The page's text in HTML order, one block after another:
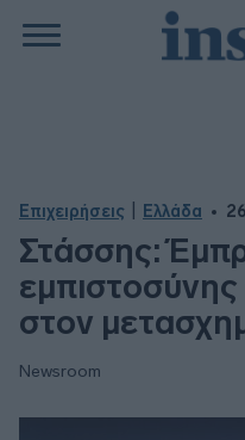
Επιχειρήσεις Ελλάδα
Στάσσης:
στον
Newsroom